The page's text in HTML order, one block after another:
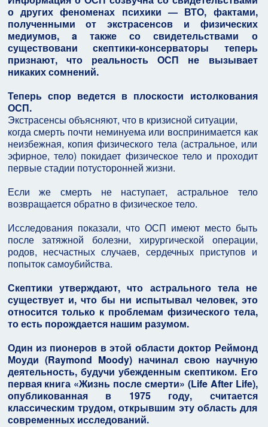
о других феноменах психики — ВТО, фактами,
полученными от экстрасенсов и физических
медиумов, a также со свидетельствами о
существовани скептики-консерваторы теперь
признают, что реальность ОСП не вызывает
никаких сомнений.
Теперь спор ведется в плоскости истолкования
ОСП.
Экстрасенсы объясняют, что в кризисной ситуации,
когда смерть почти неминуема или воспринимается как
неизбежная, копия физического тела (астральное, или
эфирное, тело) покидает физическое тело и проходит
первые стадии потусторонней жизни.
Если же смерть не наступает, астральное тело
возвращается обратно в физическое тело.
Исследования показали, что ОСП имеют место быть
после затяжной болезни, хирургической операции,
родов, несчастных случаев, сердечных приступов и
попыток самоубийства.
Скептики утверждают, что астрального тела не
существует и, что бы ни испытывал человек, это
относится только к проблемам физического тела,
то есть порождается нашим разумом.
Один из пионеров в этой области доктор Реймонд
Моуди (Raymond Moody) начинал свою научную
деятельность, будучи убежденным скептиком. Его
первая книга «Жизнь после смерти» (Life After Life),
опубликованная в 1975 году, считается
классическим трудом, открывшим эту область для
современных исследований.